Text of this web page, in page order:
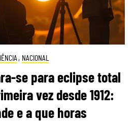
, NACIONAL
se para eclipse total
vez desde 1912:
e a que horas